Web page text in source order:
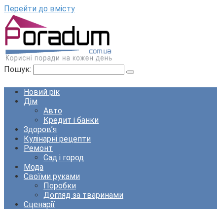
Перейти до вмісту
Пошук:
Новий рік
Дім
Авто
Кредит і банки
Здоров’я
Кулінарні рецепти
Ремонт
Сад і город
Мода
Своїми руками
Поробки
Догляд за тваринами
Сценарії